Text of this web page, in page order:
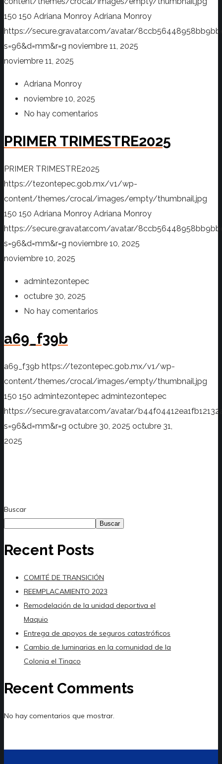
150 150 Adriana Monroy Adriana Monroy
https://secure.gravatar.com/avatar/
s=96&d=mm&r=g noviembre 11, 2025
noviembre 11, 2025
Adriana Monroy
noviembre 10, 2025
No hay comentarios
PRIMER TRIMESTRE2025
PRIMER TRIMESTRE2025
https://tezontepec.gob.mx/v1/wp-
content/themes/crocal/images/empty/thumbnail.jpg
150 150 Adriana Monroy Adriana Monroy
https://secure.gravatar.com/avatar/
s=96&d=mm&r=g noviembre 10, 2025
noviembre 10, 2025
admintezontepec
octubre 30, 2025
No hay comentarios
a69_f39b
a69_f39b https://tezontepec.gob.mx/v1/wp-
content/themes/crocal/images/empty/thumbnail.jpg
150 150 admintezontepec admintezontepec
https://secure.gravatar.com/avatar/
s=96&d=mm&r=g octubre 30, 2025 octubre 31,
2025
Buscar
Buscar
Recent Posts
COMITÉ DE TRANSICIÓN
REEMPLACAMIENTO 2023
Remodelación de la unidad deportiva el
Maquio
Entrega de apoyos de seguros catastróficos
Cambio de luminarias en la comunidad de la
Colonia el Tinaco
Recent Comments
No hay comentarios que mostrar.